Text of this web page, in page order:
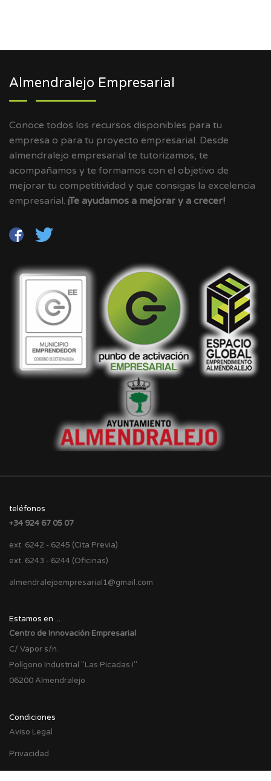
Almendralejo Empresarial
Conoce todos los recursos disponibles para tu
empresa o para tu proyecto empresarial. Desde
almendralejo empresarial te tutorizamos, te
acompañamos y te formamos con el objetivo de
mejorar tu competitividad y que consigas la excelencia
empresarial. ¡Te ayudamos a mejorar y a crecer!
teléfonos
+34 924 67 05 07
ext. 6242 - 6245 (Cita Previa)
ext. 6243 - 6244 (Oficinas)
almendralejoempresarial1@gmail.com
Estamos en ...
Centro de Innovación Empresarial
C/ Vapor s/n.
Polígono Industrial "Las Picadas I"
06200 Almendralejo
Condiciones
Aviso Legal
Privacidad